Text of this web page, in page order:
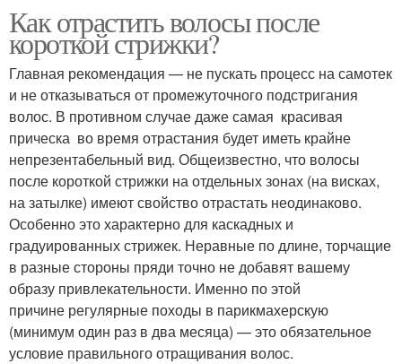
Как отрастить волосы после
короткой стрижки?
Главная рекомендация — не пускать процесс на самотек
и не отказываться от промежуточного подстригания
волос. В противном случае даже самая красивая
прическа во время отрастания будет иметь крайне
непрезентабельный вид. Общеизвестно, что волосы
после короткой стрижки на отдельных зонах (на висках,
на затылке) имеют свойство отрастать неодинаково.
Особенно это характерно для каскадных и
градуированных стрижек. Неравные по длине, торчащие
в разные стороны пряди точно не добавят вашему
образу привлекательности. Именно по этой
причине регулярные походы в парикмахерскую
(минимум один раз в два месяца) — это обязательное
условие правильного отращивания волос.